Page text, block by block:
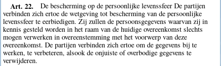
Art. 22.
De bescherming op de persoonlijke levenssfeer De partijen
verbinden zich ertoe de wetgeving tot bescherming van de persoonlijke
levenssfeer te eerbiedigen. Zij zullen de persoonsgegevens waarvan zij in
kennis gesteld worden in het raam van de huidige overeenkomst slechts
mogen verwerken in overeenstemming met het voorwerp van deze
overeenkomst. De partijen verbinden zich ertoe om de gegevens bij te
werken, te verbeteren, alsook de onjuiste of overbodige gegevens te
verwijderen.